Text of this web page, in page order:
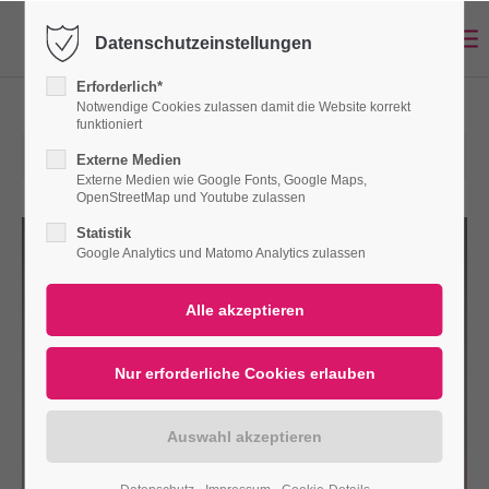
Login
Benutzername
Anmelden
|Lost your password?
Support
28.03.2025 14:25
Datenschutzeinstellungen
Erforderlich*
Notwendige Cookies zulassen damit die Website korrekt
funktioniert
Externe Medien
Externe Medien wie Google Fonts, Google Maps,
OpenStreetMap und Youtube zulassen
Statistik
Google Analytics und Matomo Analytics zulassen